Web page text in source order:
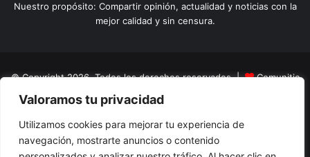
Valoramos tu privacidad
Utilizamos cookies para mejorar tu experiencia de
navegación, mostrarte anuncios o contenido
Nuestro propósito: Compartir opinión, actualidad y noticias con la
mejor calidad y sin censura.
© Copyright 2026, Todos los derechos reservados |
Comunitic
SAS BICNit 901228106
Home
Actualidad Variedades Opinion Turismo
El Tinteadero
Caricaturas Reportajes